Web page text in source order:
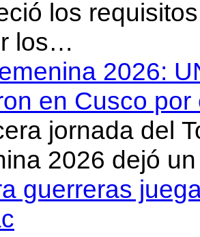
los
los…
2026:
en Cusco
jornada del
2026 dejó
guerreras